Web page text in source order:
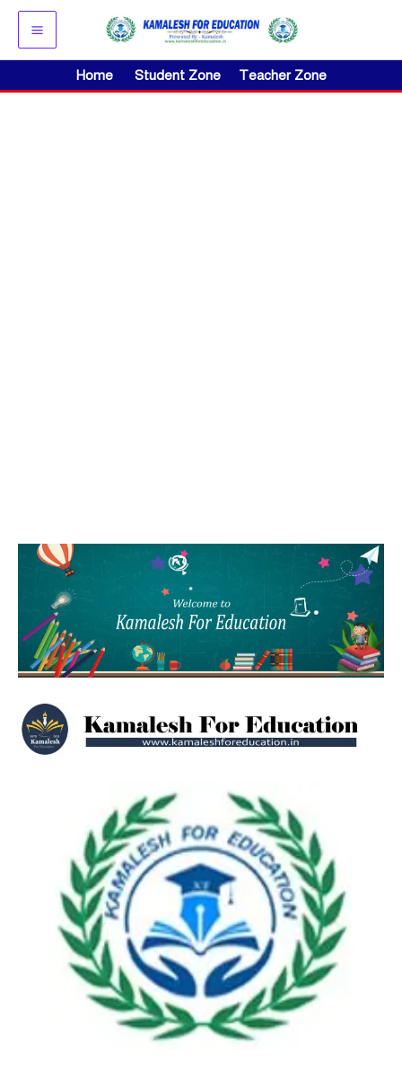
Skip
content
Home Student Zone Teacher Zone